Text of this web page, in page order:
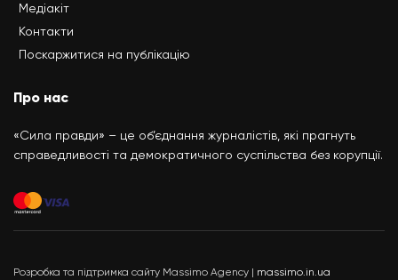
Медіакіт
Контакти
Поскаржитися на публікацію
Про нас
«Сила правди» – це об’єднання журналістів, які прагнуть
справедливості та демократичного суспільства без корупції.
Розробка та підтримка сайту Massimo Agency | massimo.in.ua